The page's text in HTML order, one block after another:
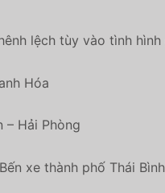
lệch tùy vào tình
Hóa
– Hải Phòng
xe thành phố Thái